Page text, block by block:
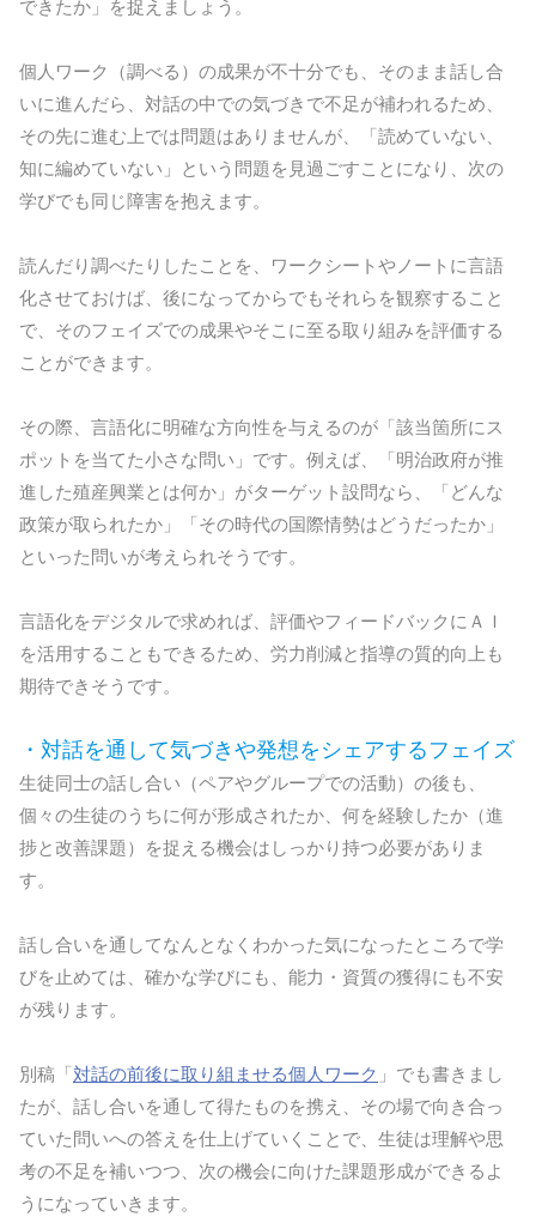
できたか」を捉えましょう。
個人ワーク（調べる）の成果が不十分でも、そのまま話し合
いに進んだら、対話の中での気づきで不足が補われるため、
その先に進む上では問題はありませんが、「読めていない、
知に編めていない」という問題を見過ごすことになり、次の
学びでも同じ障害を抱えます。
読んだり調べたりしたことを、ワークシートやノートに言語
化させておけば、後になってからでもそれらを観察すること
で、そのフェイズでの成果やそこに至る取り組みを評価する
ことができます。
その際、言語化に明確な方向性を与えるのが「該当箇所にス
ポットを当てた小さな問い」です。例えば、「明治政府が推
進した殖産興業とは何か」がターゲット設問なら、「どんな
政策が取られたか」「その時代の国際情勢はどうだったか」
といった問いが考えられそうです。
言語化をデジタルで求めれば、評価やフィードバックにＡＩ
を活用することもできるため、労力削減と指導の質的向上も
期待できそうです。
・対話を通して気づきや発想をシェアするフェイズ
生徒同士の話し合い（ペアやグループでの活動）の後も、
個々の生徒のうちに何が形成されたか、何を経験したか（進
捗と改善課題）を捉える機会はしっかり持つ必要がありま
す。
話し合いを通してなんとなくわかった気になったところで学
びを止めては、確かな学びにも、能力・資質の獲得にも不安
が残ります。
別稿「対話の前後に取り組ませる個人ワーク 」でも書きまし
たが、話し合いを通して得たものを携え、その場で向き合っ
ていた問いへの答えを仕上げていくことで、生徒は理解や思
考の不足を補いつつ、次の機会に向けた課題形成ができるよ
うになっていきます。